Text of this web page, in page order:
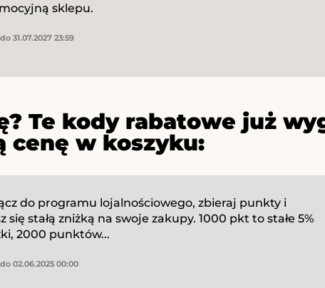
sklepu.
do 31.07.2027 23:59
Te kody rabatowe już
cenę w koszyku:
do programu lojalnościowego, zbieraj punkty i
się stałą zniżką na swoje zakupy. 1000 pkt to stałe 5%
2000 punktów...
do 02.06.2025 00:00